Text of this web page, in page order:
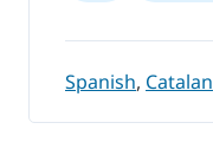
Spanish, Catalan